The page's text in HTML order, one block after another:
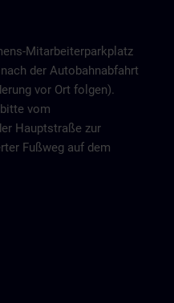
Mitarbeiterparkplatz
der Autobahnabfahrt
vor Ort folgen).
vom
Hauptstraße zur
Fußweg auf dem